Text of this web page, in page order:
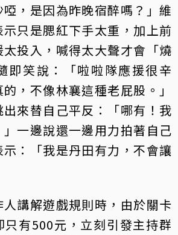
，是因為昨晚宿醉嗎？」維
只是腮紅下手太重，加上前
投入，喊得太大聲才會「燒
即笑說：「啦啦隊應援很辛
，不像林襄這種老屁股。」
來替自己平反：「哪有！我
一邊說還一邊用力拍著自己
：「我是丹田有力，不會讓
講解遊戲規則時，由於關卡
只有500元，立刻引發主持群